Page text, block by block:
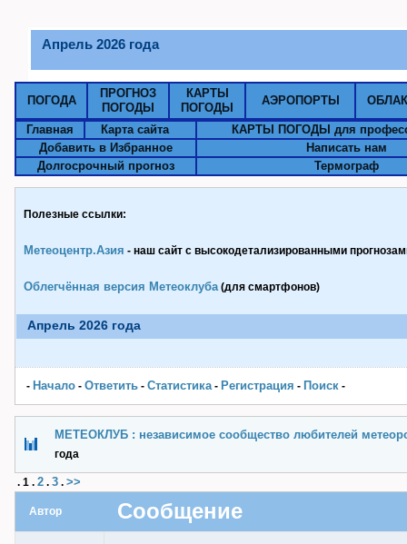
Апрель 2026 года
ПОГОДА
ПРОГНОЗ
ПОГОДЫ
КАРТЫ
ПОГОДЫ
АЭРОПОРТЫ
Главная Карта сайта
КАРТЫ ПОГОДЫ для
Добавить в Избранное
Написать нам
Долгосрочный прогноз
Термограф
Полезные ссылки:
Метеоцентр.Азия - наш сайт с высокодетализированными
Облегчённая версия Метеоклуба(для смартфонов)
Апрель 2026 года
- Начало - Ответить - Статистика- Pегистрация - Поиск -
МЕТЕОКЛУБ : независимое сообщество любителей
года
. 1 . 2 . 3 . >>
Автор Сообщение